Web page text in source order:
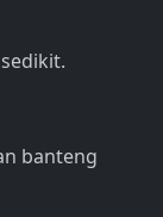
banteng